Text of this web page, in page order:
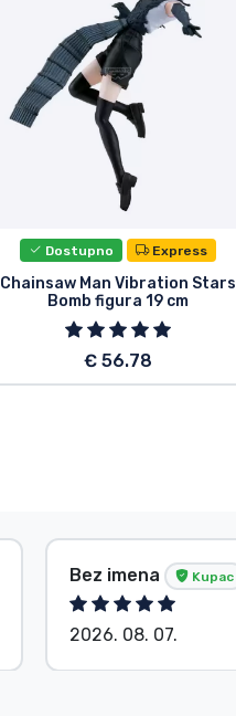
Dostupno Express
Chainsaw Man Vibration Stars
Bomb figura 19 cm
€ 56.78
Bez imena Kupac
2026. 08. 07.